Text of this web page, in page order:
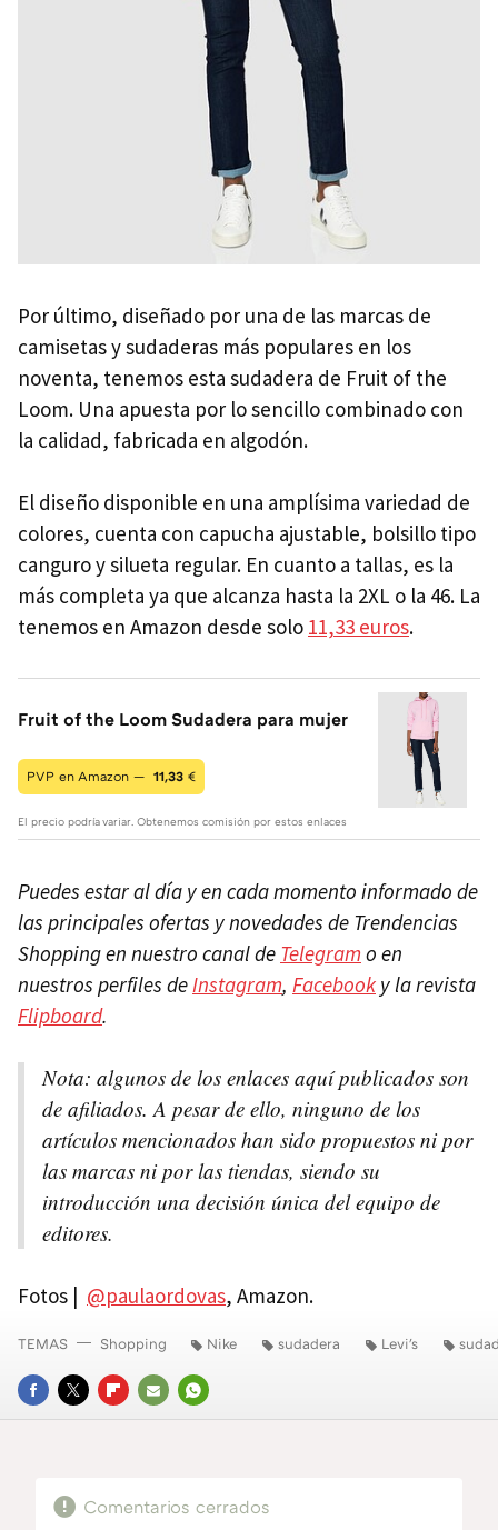
Por último, diseñado por una de las marcas de
camisetas y sudaderas más populares en los
noventa, tenemos esta sudadera de Fruit of the
Loom. Una apuesta por lo sencillo combinado con
la calidad, fabricada en algodón.
El diseño disponible en una amplísima variedad de
colores, cuenta con capucha ajustable, bolsillo tipo
canguro y silueta regular. En cuanto a tallas, es la
más completa ya que alcanza hasta la 2XL o la 46. La
tenemos en Amazon desde solo 11,33 euros.
Fruit of the Loom Sudadera para mujer
PVP en Amazon — 11,33 €
El precio podría variar. Obtenemos comisión por estos enlaces
Puedes estar al día y en cada momento informado de
las principales ofertas y novedades de Trendencias
Shopping en nuestro canal de Telegramo en
nuestros perfiles deInstagram, Facebook y la revista
Flipboard.
Nota: algunos de los enlaces aquí publicados son
de afiliados. A pesar de ello, ninguno de los
artículos mencionados han sido propuestos ni por
las marcas ni por las tiendas, siendo su
introducción una decisión única del equipo de
editores.
Fotos | @paulaordovas, Amazon.
FACEBOOK
TWITTERFLIPBOARD
E-
WHATSAPP
TEMAS Shopping Nike sudadera Levi's
Comentarios cerrados